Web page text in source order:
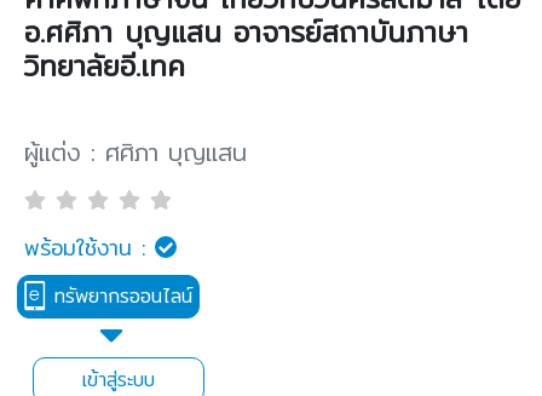
อ.ศศิภา บุญแสน อาจารย์สถาบันภาษา
วิทยาลัยอี.เทค
ผู้แต่ง : ศศิภา บุญแสน
พร้อมใช้งาน :
ทรัพยากรออนไลน์
เข้าสู่ระบบ